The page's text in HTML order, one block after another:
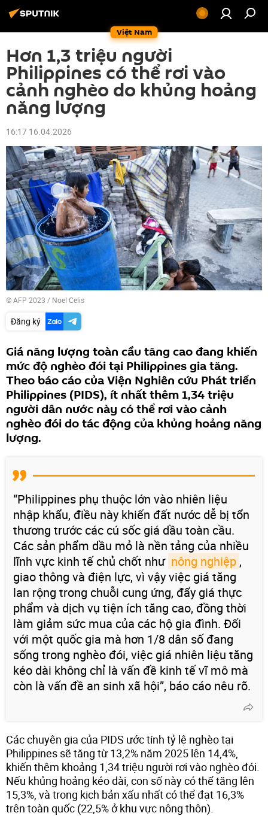
Việt Nam
Hơn 1,3 triệu người
Philippines có thể rơi vào
cảnh nghèo do khủng hoảng
năng lượng
16:17 16.04.2026
© AFP 2023 / Noel Celis
Đăng ký
Giá năng lượng toàn cầu tăng cao đang khiến
mức độ nghèo đói tại Philippines gia tăng.
Theo báo cáo của Viện Nghiên cứu Phát triển
Philippines (PIDS), ít nhất thêm 1,34 triệu
người dân nước này có thể rơi vào cảnh
nghèo đói do tác động của khủng hoảng năng
lượng.
“Philippines phụ thuộc lớn vào nhiên liệu
nhập khẩu, điều này khiến đất nước dễ bị tổn
thương trước các cú sốc giá dầu toàn cầu.
Các sản phẩm dầu mỏ là nền tảng của nhiều
lĩnh vực kinh tế chủ chốt như nông nghiệp ,
giao thông và điện lực, vì vậy việc giá tăng
lan rộng trong chuỗi cung ứng, đẩy giá thực
phẩm và dịch vụ tiện ích tăng cao, đồng thời
làm giảm sức mua của các hộ gia đình. Đối
với một quốc gia mà hơn 1/8 dân số đang
sống trong nghèo đói, việc giá nhiên liệu tăng
kéo dài không chỉ là vấn đề kinh tế vĩ mô mà
còn là vấn đề an sinh xã hội”, báo cáo nêu rõ.
Các chuyên gia của PIDS ước tính tỷ lệ nghèo tại
Philippines sẽ tăng từ 13,2% năm 2025 lên 14,4%,
khiến thêm khoảng 1,34 triệu người rơi vào nghèo đói.
Nếu khủng hoảng kéo dài, con số này có thể tăng lên
15,3%, và trong kịch bản xấu nhất có thể đạt 16,3%
trên toàn quốc (22,5% ở khu vực nông thôn).